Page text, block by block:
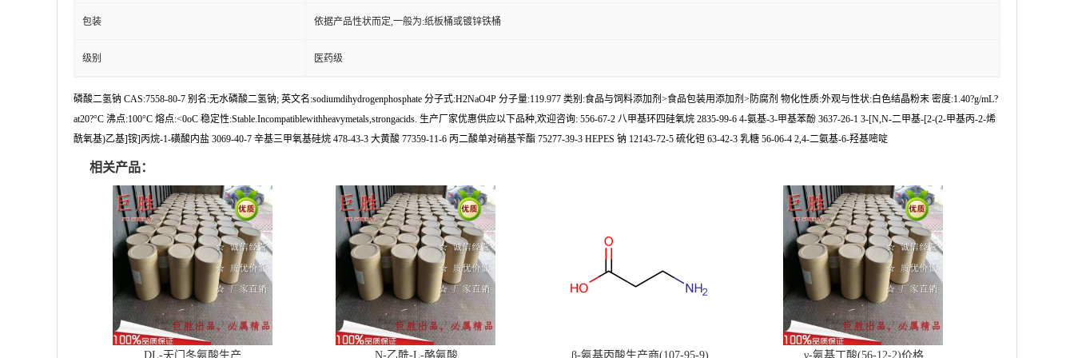
包装 依据产品性状而定,一般为:纸板桶或镀锌铁桶
级别 医药级
磷酸二氢钠 CAS:7558-80-7 别名:无水磷酸二氢钠; 英文名:sodiumdihydrogenphosphate 分子式:H2NaO4P 分子量:119.977 类别:食品与饲料添加剂>食品包装用添加剂>防腐剂 物化性质:外观与性状:白色结晶粉末 密度:1.40?g/mL?
at20?°C 沸点:100°C 熔点:<0oC 稳定性:Stable.Incompatiblewithheavymetals,strongacids. 生产厂家优惠供应以下品种,欢迎咨询: 556-67-2 八甲基环四硅氧烷 2835-99-6 4-氨基-3-甲基苯酚 3637-26-1 3-[N,N-二甲基-[2-(2-甲基丙-2-烯
酰氧基)乙基]铵]丙烷-1-磺酸内盐 3069-40-7 辛基三甲氧基硅烷 478-43-3 大黄酸 77359-11-6 丙二酸单对硝基苄酯 75277-39-3 HEPES 钠 12143-72-5 硫化钽 63-42-3 乳糖 56-06-4 2,4-二氨基-6-羟基嘧啶
相关产品：
DL-天门冬氨酸生产 N-乙酰-L-酪氨酸 β-氨基丙酸生产商(107-95-9) γ-氨基丁酸(56-12-2)价格